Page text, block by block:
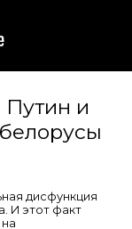
и
дисфункция
И этот факт